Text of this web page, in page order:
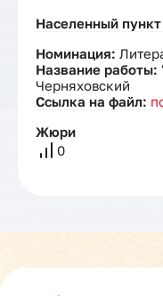
Населенный
Номинация:
Название работы:
Черняховский
Ссылка на файл:
Жюри
0